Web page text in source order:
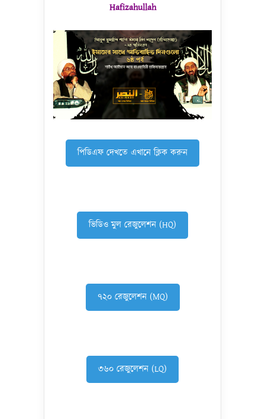
Hafizahullah
পিডিএফ দেখতে এখানে ক্লিক করুন
ভিডিও মুল রেজুলেশন (HQ)
৭২০ রেজুলেশন (MQ)
৩৬০ রেজুলেশন (LQ)